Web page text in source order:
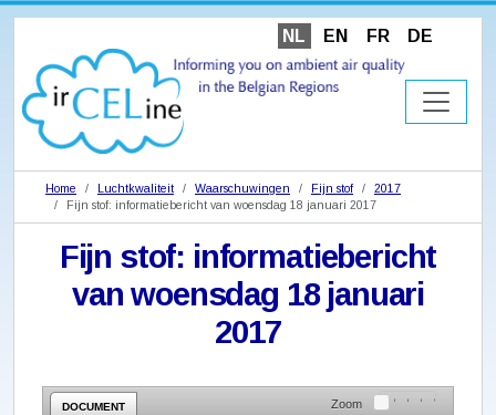
NL EN FR DE
Home Luchtkwaliteit Waarschuwingen Fijn stof
2017
Fijn stof: informatiebericht van woensdag 18 januari 2017
Fijn stof: informatiebericht
van woensdag 18 januari
2017
DOCUMENT Zoom